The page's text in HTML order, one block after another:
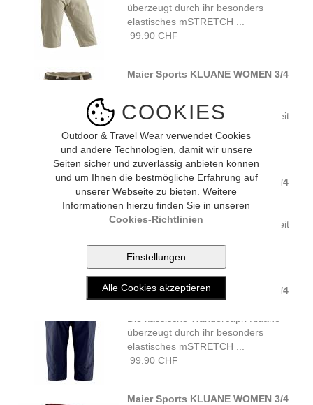
COOKIES
Outdoor & Travel Wear verwendet Cookies
und andere Technologien, damit wir unsere
Seiten sicher und zuverlässig anbieten können
und um Ihnen die bestmögliche Erfahrung auf
unserer Webseite zu bieten. Weitere
Informationen hierzu finden Sie in unseren
Cookies-Richtlinien
überzeugt durch ihr besonders
elastisches mSTRETCH ...
99.90 CHF
Maier Sports KLUANE WOMEN 3/4
dryprotec Gewebe leitet Feuchtigkeit
schnell nach aussen ...
99.90 CHF
Maier Sports KLUANE WOMEN 3/4
HOSE (graphit)
Das wasserabweisende, leichte
dryprotec Gewebe leitet Feuchtigkeit
99.90 CHF
Maier Sports KLUANE WOMEN 3/4
Die kassische Wandercapri Kluane
überzeugt durch ihr besonders
elastisches mSTRETCH ...
99.90 CHF
Maier Sports KLUANE WOMEN 3/4